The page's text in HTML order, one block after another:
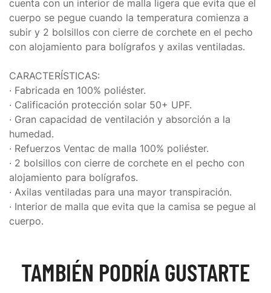
cuenta con un interior de malla ligera que evita que el
cuerpo se pegue cuando la temperatura comienza a
subir y 2 bolsillos con cierre de corchete en el pecho
con alojamiento para bolígrafos y axilas ventiladas.
CARACTERÍSTICAS:
· Fabricada en 100% poliéster.
· Calificación protección solar 50+ UPF.
· Gran capacidad de ventilación y absorción a la
humedad.
· Refuerzos Ventac de malla 100% poliéster.
· 2 bolsillos con cierre de corchete en el pecho con
alojamiento para bolígrafos.
· Axilas ventiladas para una mayor transpiración.
· Interior de malla que evita que la camisa se pegue al
cuerpo.
TAMBIÉN PODRÍA GUSTARTE